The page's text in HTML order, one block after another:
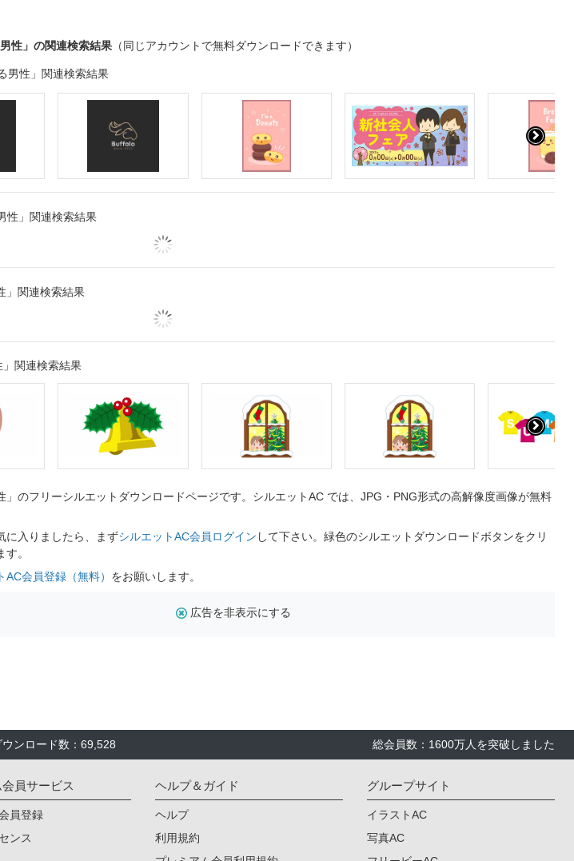
性」の関連検索結果 （同じアカウントで無料ダウンロードできます）
男性」関連検索結果
性」関連検索結果
」関連検索結果
関連検索結果
のフリーシルエットダウンロードページです。シルエットAC では、JPG・PNG形式の高解像度画像が無料
に入りましたら、まずシルエットAC会員ログイン して下さい。緑色のシルエットダウンロードボタンをクリ
。
AC会員登録（無料） をお願いします。
広告を非表示にする
ンロード数：69,528 総会員数：1600万人を突破しました
員サービス
員登録
ンス
ヘルプ＆ガイド
ヘルプ
利用規約
グループサイト
イラストAC
写真AC